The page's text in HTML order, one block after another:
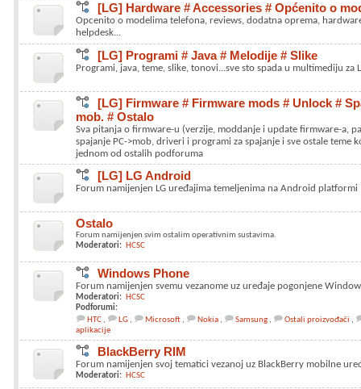
[LG] Hardware # Accessories # Općenito o
Opcenito o modelima telefona, reviews, dodatna oprema,
helpdesk...
[LG] Programi # Java # Melodije # Slike
Programi, java, teme, slike, tonovi...sve sto spada u multimediju za
[LG] Firmware # Firmware mods # Unlock #
mob. # Ostalo
Sva pitanja o firmware-u (verzije, moddanje i update firmware-a,
spajanje PC->mob, driveri i programi za spajanje i sve ostale teme
jednom od ostalih podforuma
[LG] LG Android
Forum namijenjen LG uređajima temeljenima na Android platformi
Ostalo
Forum namijenjen svim ostalim operativnim sustavima.
Moderatori: HCSC
Windows Phone
Forum namijenjen svemu vezanome uz uređaje pogonjene
Moderatori: HCSC
Podforumi:
HTC
LG Microsoft Nokia Samsung
Ostali proizvođači
aplikacije
BlackBerry RIM
Forum namijenjen svoj tematici vezanoj uz BlackBerry mobilne
Moderatori: HCSC